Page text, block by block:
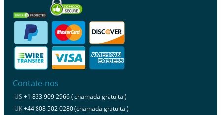
Contate-nos
US +1 833 909 2966 ( chamada gratuita )
UK+44 808 502 0280 (chamada gratuita )